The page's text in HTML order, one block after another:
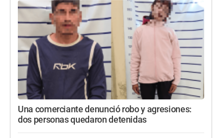
Una comerciante denunció robo y agresiones:
dos personas quedaron detenidas